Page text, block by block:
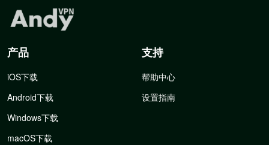
产品
iOS下载
Android下载
Windows下载
macOS下载
支持
帮助中心
设置指南